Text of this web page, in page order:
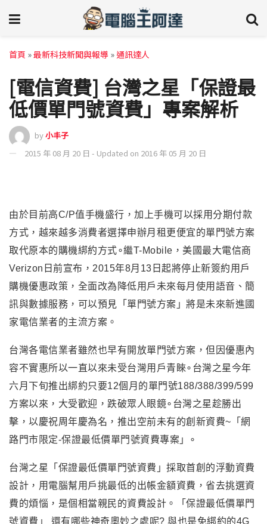
首頁 »最新科技新聞與報導 »通訊達人
[電信資費] 台灣之星「保證最
低價單門號資費」專案解析
by小丰子
2015 年 08 月 20 日 - Updated on 2016 年 05 月 20 日
由於目前高C/P值手機盛行，加上手機可以採用分期付款
方式，越來越多消費者選擇申辦月租更便宜的單門號方案
取代原本的購機綁約方式∘繼T-Mobile，美國最大電信商
Verizon日前宣布，2015年8月13日起將停止新簽約用戶
購機優惠政策，全面改為降低用戶未來每月使用語音、簡
訊與數據服務，可以預見「單門號方案」將是未來新進國
家電信業者的主流方案。
台灣各電信業者雖然也早有開放單門號方案，但因優惠內
容不實惠所以一直以來未受台灣用戶青睞∘台灣之星今年
六月下旬推出綁約只要12個月的單門號188/388/399/599
方案以來，大受歡迎，跌破眾人眼鏡∘台灣之星趁勝出
擊，以慶祝周年慶為名，推出空前未有的創新資費~「網
路門市限定-保證最低價單門號資費專案」∘
台灣之星「保證最低價單門號資費」採取首創的浮動資費
設計，用電腦幫用戶挑最低的出帳金額資費，省去挑選資
費的煩惱，是個相當親民的資費設計。「保證最低價單門
號資費」 還有哪些神奇奧妙之處呢? 與也是免綁約的4G